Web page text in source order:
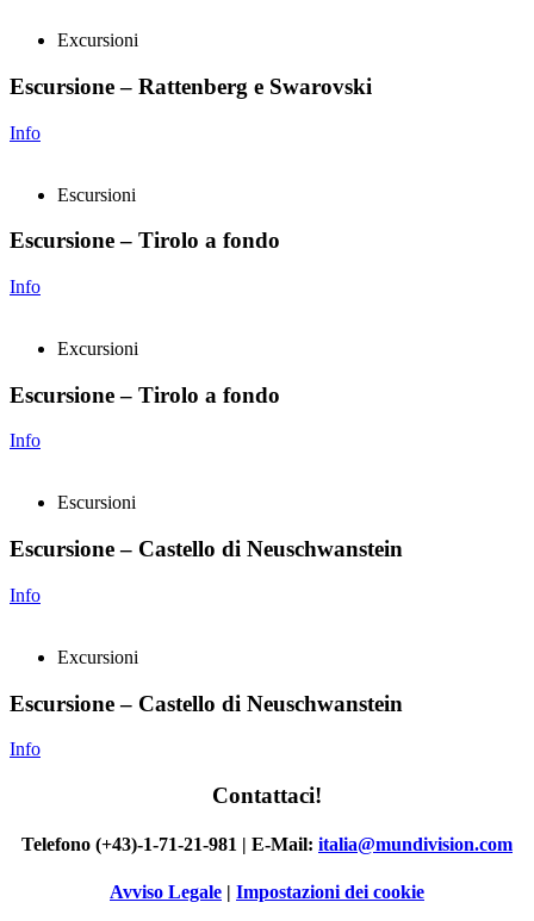
Excursioni
Escursione – Rattenberg e Swarovski
Info
Escursioni
Escursione – Tirolo a fondo
Info
Excursioni
Escursione – Tirolo a fondo
Info
Escursioni
Escursione – Castello di Neuschwanstein
Info
Excursioni
Escursione – Castello di Neuschwanstein
Info
Contattaci!
Telefono (+43)-1-71-21-981 | E-Mail: italia@mundivision.com
Avviso Legale | Impostazioni dei cookie